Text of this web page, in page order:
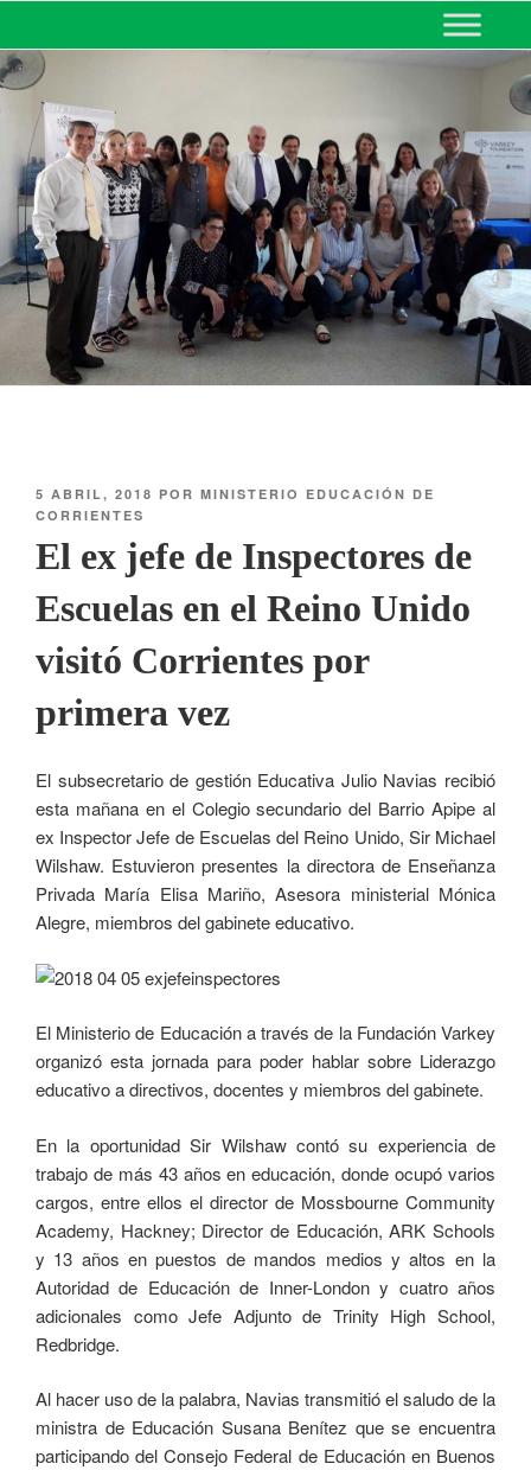
MINISTERIO DE EDUCACIÓN
DE CORRIENTES
5 ABRIL, 2018 POR MINISTERIO EDUCACIÓN DE
CORRIENTES
El ex jefe de Inspectores de
Escuelas en el Reino Unido
visitó Corrientes por
primera vez
El subsecretario de gestión Educativa Julio Navias recibió
esta mañana en el Colegio secundario del Barrio Apipe al
ex Inspector Jefe de Escuelas del Reino Unido, Sir Michael
Wilshaw. Estuvieron presentes la directora de Enseñanza
Privada María Elisa Mariño, Asesora ministerial Mónica
Alegre, miembros del gabinete educativo.
El Ministerio de Educación a través de la Fundación Varkey
organizó esta jornada para poder hablar sobre Liderazgo
educativo a directivos, docentes y miembros del gabinete.
En la oportunidad Sir Wilshaw contó su experiencia de
trabajo de más 43 años en educación, donde ocupó varios
cargos, entre ellos el director de Mossbourne Community
Academy, Hackney; Director de Educación, ARK Schools
y 13 años en puestos de mandos medios y altos en la
Autoridad de Educación de Inner-London y cuatro años
adicionales como Jefe Adjunto de Trinity High School,
Redbridge.
Al hacer uso de la palabra, Navias transmitió el saludo de la
ministra de Educación Susana Benítez que se encuentra
participando del Consejo Federal de Educación en Buenos